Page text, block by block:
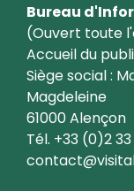
Bureau
(Ouvert toute
Accueil du
Siège social :
Magdeleine
61000 Alençon
Tél. +33 (0)2